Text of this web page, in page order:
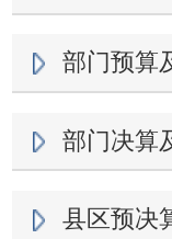
部门预算
部门决算
县区预决